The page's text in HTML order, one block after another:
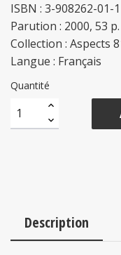
ISBN : 3-908262-01-1
Parution : 2000, 53 p.
Collection : Aspects
Langue : Français
Quantité
Description